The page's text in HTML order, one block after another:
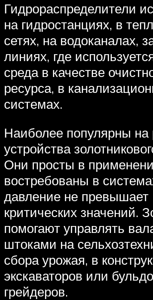
Гидрораспределители
на гидростанциях, в
сетях, на водоканалах,
линиях, где
среда в качестве
ресурса, в
системах.
Наиболее популярны на
устройства
Они просты в
востребованы в
давление не превышает
критических значений.
помогают управлять
штоками на
сбора урожая, в
экскаваторов или
грейдеров.